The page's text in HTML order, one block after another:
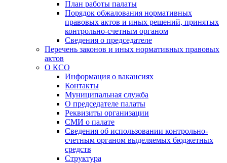
План работы палаты
Порядок обжалования нормативных
правовых актов и иных решений, принятых
контрольно-счетным органом
Сведения о председателе
Перечень законов и иных нормативных правовых
актов
О КСО
Информация о вакансиях
Контакты
Муниципальная служба
О председателе палаты
Реквизиты организации
СМИ о палате
Сведения об использовании контрольно-
счетным органом выделяемых бюджетных
средств
Структура